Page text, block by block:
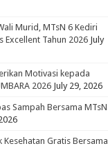
Murid, MTsN 6 Kediri
Excellent Tahun 2026 July
Motivasi kepada
2026 July 29, 2026
Sampah Bersama MTsN
Kesehatan Gratis Bersama